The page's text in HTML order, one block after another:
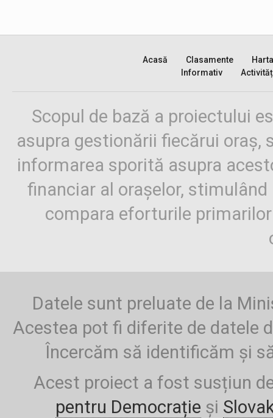
Acasă Clasamente
Harta
Informativ
Scopul de bază a proiectului
asupra gestionării fiecărui oraș,
informarea sporită asupra
financiar al orașelor,
compara eforturile
Datele sunt preluate de la
Acestea pot fi diferite de datele
Încercăm să identificăm și
Acest proiect a fost susțiun
pentru Democrație și